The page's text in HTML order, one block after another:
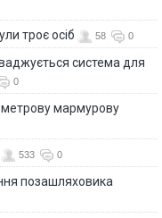
троє осіб 58 0
система для
0
метрову мармурову
533 0
позашляховика